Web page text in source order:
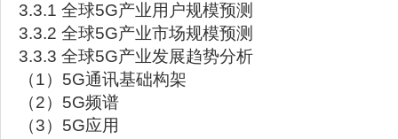
3.3.1 全球5G产业用户规模预测
3.3.2 全球5G产业市场规模预测
3.3.3 全球5G产业发展趋势分析
（1）5G通讯基础构架
（2）5G频谱
（3）5G应用